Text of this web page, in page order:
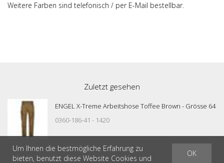
Weitere Farben sind telefonisch / per E-Mail bestellbar.
Zuletzt gesehen
ENGEL X-Treme Arbeitshose Toffee Brown - Grösse 64
0360-186-41 - 1420
OK
Um Ihnen die bestmögliche Erfahrung zu
bieten, benutzt diese Website Cookies und